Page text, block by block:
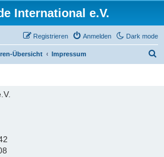
International e.V.
Dark mode
Anmelden
Registrieren
Übersicht Impressum